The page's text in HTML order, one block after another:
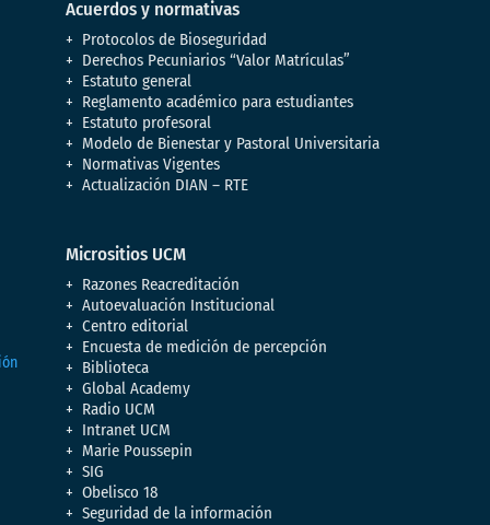
Acuerdos y normativas
Protocolos de Bioseguridad
Derechos Pecuniarios “Valor Matrículas”
Estatuto general
Reglamento académico para estudiantes
Estatuto profesoral
Modelo de Bienestar y Pastoral Universitaria
Normativas Vigentes
Actualización DIAN – RTE
Micrositios UCM
Razones Reacreditación
Autoevaluación Institucional
Centro editorial
Encuesta de medición de percepción
Biblioteca
Global Academy
Radio UCM
Intranet UCM
Marie Poussepin
SIG
Obelisco 18
Seguridad de la información